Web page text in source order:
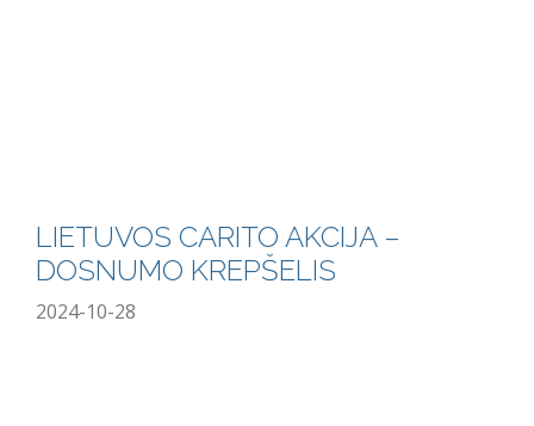
LIETUVOS CARITO AKCIJA –
DOSNUMO KREPŠELIS
2024-10-28